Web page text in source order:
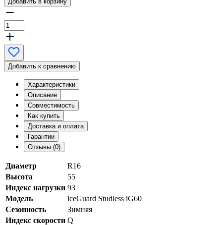
Добавить к сравнению
Характеристики
Описание
Совместимость
Как купить
Доставка и оплата
Гарантии
Отзывы (0)
Диаметр
R16
Высота
55
Индекс нагрузки 93
Модель
iceGuard Studless iG60
Сезонность
Зимняя
Индекс скорости Q